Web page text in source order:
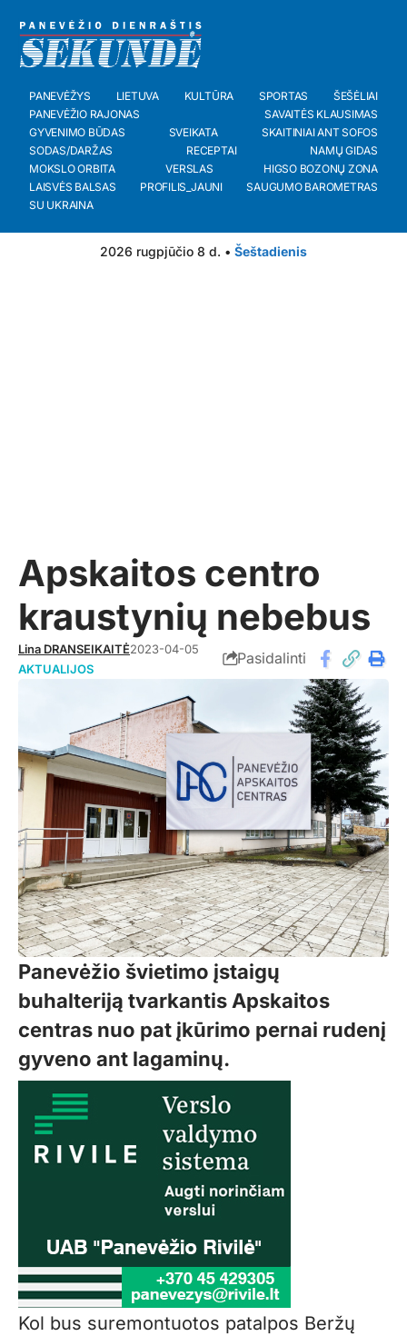
PANEVĖŽYS LIETUVA KULTŪRA SPORTAS
ŠEŠĖLIAI
PANEVĖŽIO RAJONAS
SAVAITĖS KLAUSIMAS
GYVENIMO BŪDAS
SVEIKATA
SKAITINIAI ANT SOFOS
SODAS/DARŽAS
RECEPTAI
NAMŲ GIDAS
MOKSLO ORBITA
VERSLAS
HIGSO BOZONŲ ZONA
LAISVĖS BALSAS
PROFILIS_JAUNI
SAUGUMO BAROMETRAS
SU UKRAINA
2026 rugpjūčio 8 d. • Šeštadienis
Apskaitos centro
kraustynių nebebus
Lina DRANSEIKAITĖ2023-04-05
AKTUALIJOS
Pasidalinti
Panevėžio švietimo įstaigų
buhalteriją tvarkantis Apskaitos
centras nuo pat įkūrimo pernai rudenį
gyveno ant lagaminų.
Kol bus suremontuotos patalpos Beržų